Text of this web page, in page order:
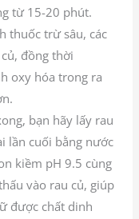
từ 15-20 phút.
thuốc trừ sâu, các
đồng thời
oxy hóa trong ra
bạn hãy lấy rau
lần cuối bằng nước
kiềm pH 9.5 cùng
vào rau củ, giúp
được chất dinh